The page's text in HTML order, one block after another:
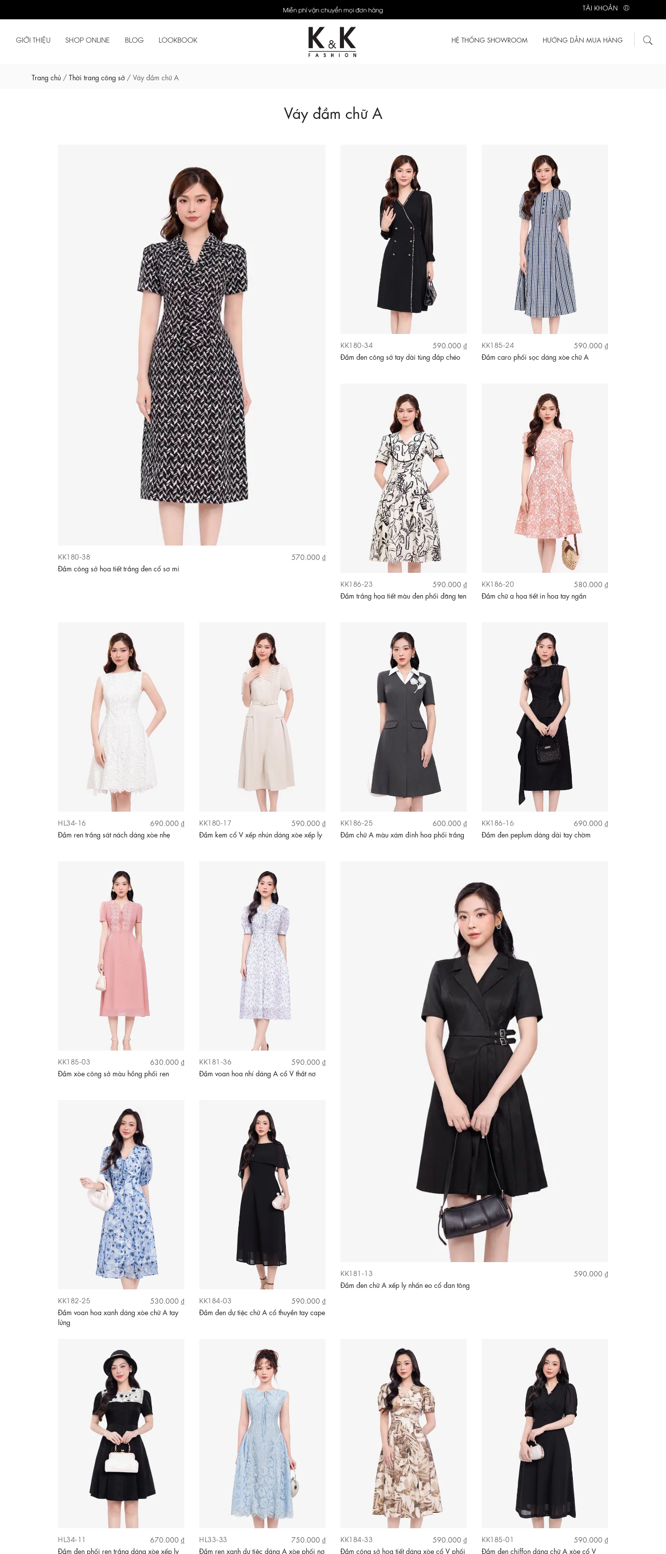
Miễn phí vận chuyển mọi đơn hàng TÀI KHOẢN
GIỚI THIỆU SHOP ONLINE BLOG LOOKBOOK HỆ THỐNG SHOWROOM HƯỚNG DẪN MUA HÀNG
Trang chủ / Thời trang công sở / Váy đầm chữ A
Váy đầm chữ A
KK180-38
570.000 ₫
Đầm công sở họa tiết trắng đen cổ sơ mi
KK180-34
590.000 ₫
Đầm đen công sở tay dài tùng đắp chéo
KK185-24
590.000 ₫
Đầm caro phối sọc dáng xòe chữ A
KK186-23
590.000 ₫
Đầm trắng họa tiết màu đen phối đăng ten
KK186-20
580.000 ₫
Đầm chữ a họa tiết in hoa tay ngắn
HL34-16
690.000 ₫
Đầm ren trắng sát nách dáng xòe nhẹ
KK180-17
590.000 ₫
Đầm kem cổ V xếp nhún dáng xòe xếp ly
KK186-25
600.000 ₫
Đầm chữ A màu xám đính hoa phối trắng
KK186-16
690.000 ₫
Đầm đen peplum dáng dài tay chờm
KK185-03
630.000 ₫
Đầm xòe công sở màu hồng phối ren
KK181-36
590.000 ₫
Đầm voan hoa nhí dáng A cổ V thắt nơ
KK181-13
590.000 ₫
Đầm đen chữ A xếp ly nhấn eo cổ đan tông
KK182-25
530.000 ₫
Đầm voan hoa xanh dáng xòe chữ A tay
lửng
KK184-03
590.000 ₫
Đầm đen dự tiệc chữ A cổ thuyền tay cape
HL34-11
670.000 ₫
Đầm đen phối ren trắng dáng xòe xếp ly
HL33-33
750.000 ₫
Đầm ren xanh dự tiệc dáng A xòe phối nơ
KK184-33
590.000 ₫
Đầm công sở họa tiết dáng xòe cổ V phối
KK185-01
590.000 ₫
Đầm đen chiffon dáng chữ A xòe cổ V